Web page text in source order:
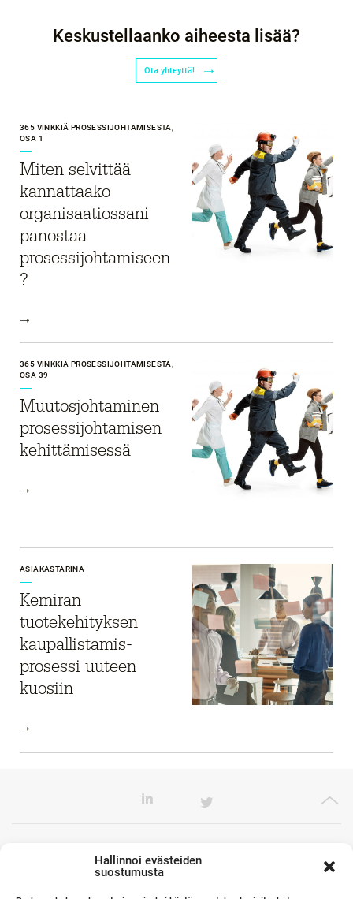
Hallinnoi evästeiden
suostumusta
Keskustellaanko aiheesta lisää?
Ota yhteyttä!
365 VINKKIÄ PROSESSIJOHTAMISESTA,
OSA 1
Miten selvittää
kannattaako
organisaatiossani
panostaa
prosessijohtamiseen
?
365 VINKKIÄ PROSESSIJOHTAMISESTA,
OSA 39
Muutosjohtaminen
prosessijohtamisen
kehittämisessä
ASIAKASTARINA
Kemiran
tuotekehityksen
kaupallistamis-
prosessi uuteen
kuosiin
Toimistomme Euroopassa